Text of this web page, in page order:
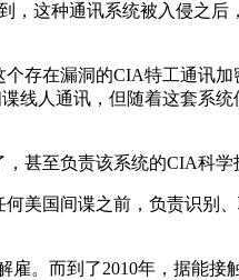
，这种通讯系统被入侵之
存在漏洞的CIA特工通讯
线人通讯，但随着这套系
甚至负责该系统的CIA科
美国间谍之前，负责识别
。而到了2010年，据能